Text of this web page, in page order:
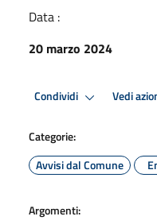
Data :
20 marzo 2024
Condividi Vedi
Categorie:
Avvisi dal Comune
Argomenti: